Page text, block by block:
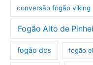
conversão fogão viking
Fogão Alto de
fogão dcs fogão